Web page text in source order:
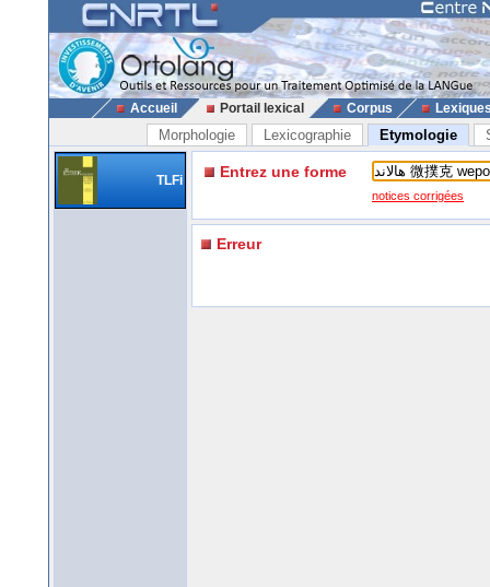
Accueil Portail lexical Corpus
Morphologie Lexicographie Etymologie
TLFi Entrez une forme
notices corrigées
Erreur